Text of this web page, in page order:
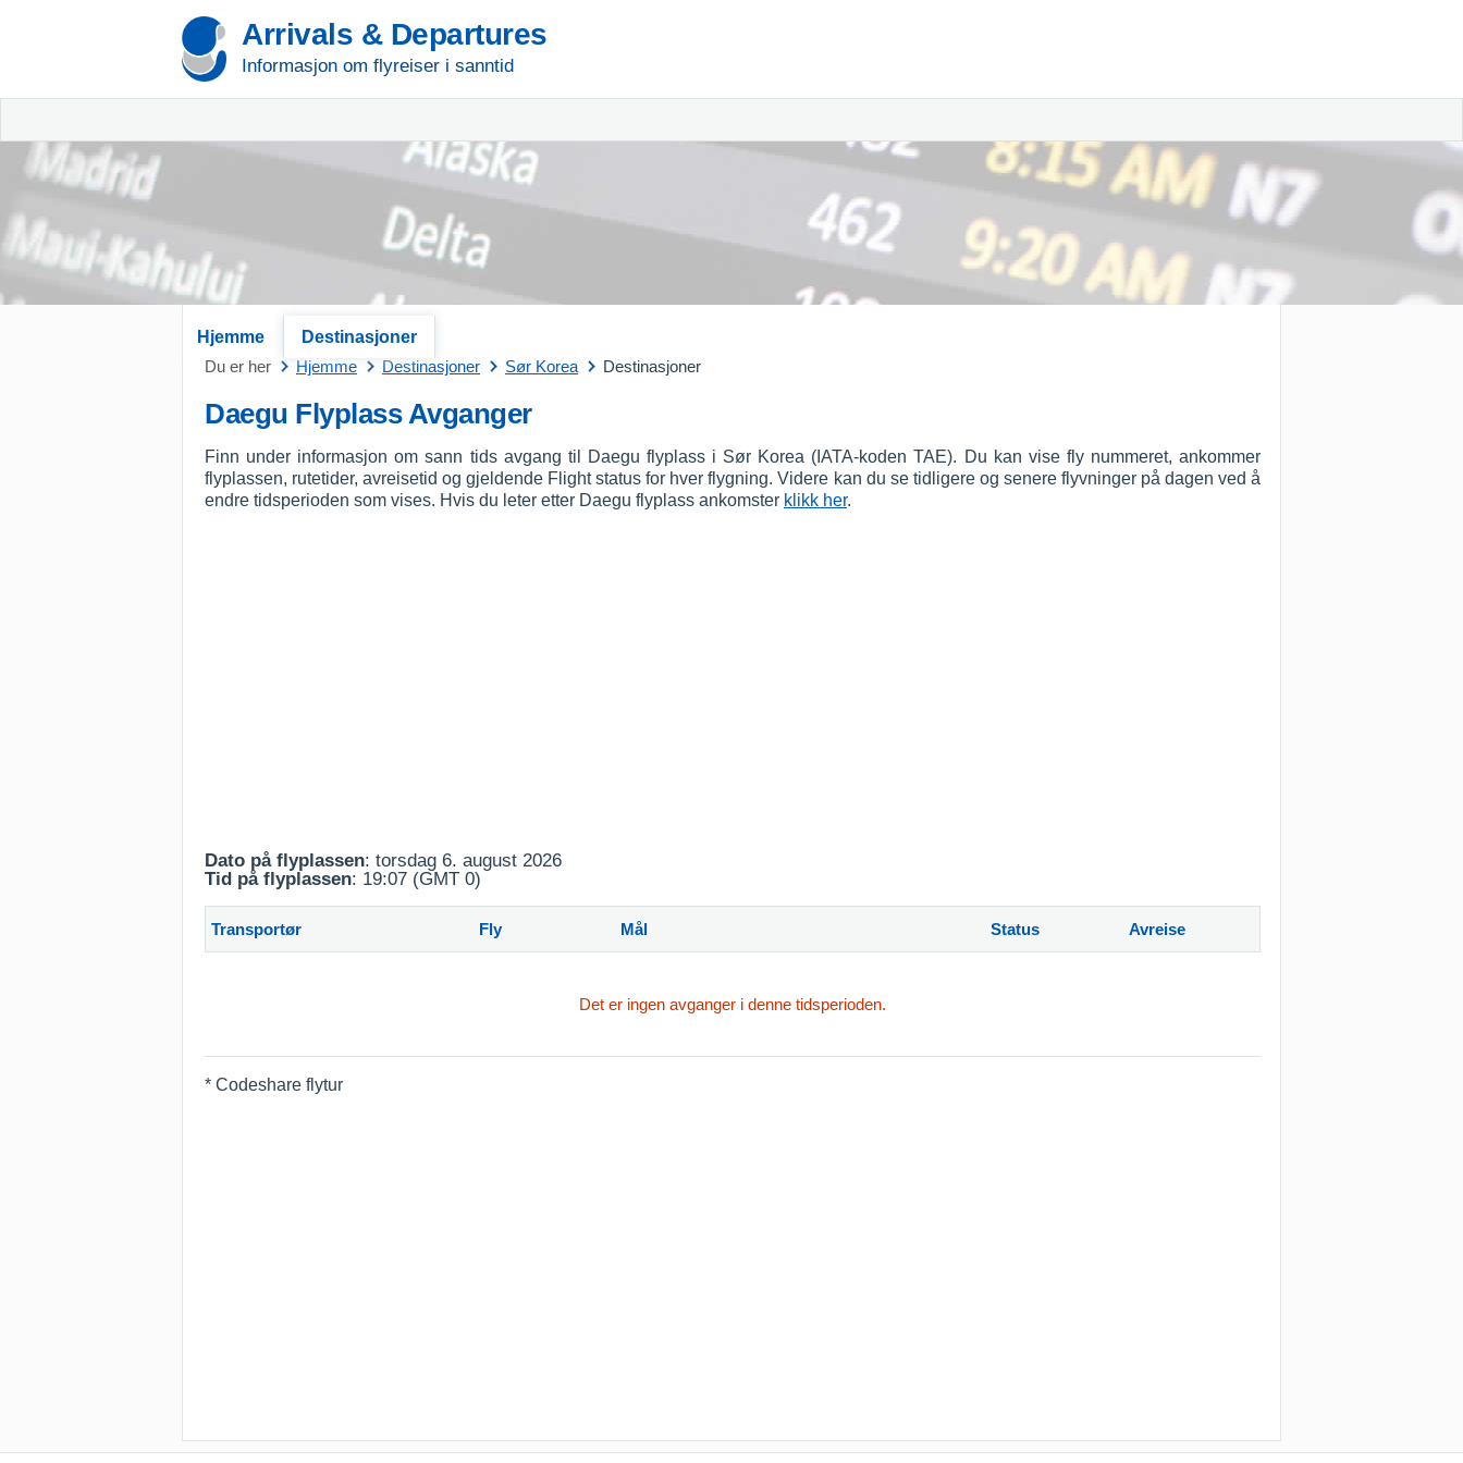
Arrivals & Departures
Informasjon om flyreiser i sanntid
Hjemme
Destinasjoner
Du er her
Hjemme Destinasjoner Sør Korea Destinasjoner
Daegu Flyplass Avganger
Finn under informasjon om sann tids avgang til Daegu flyplass i Sør Korea (IATA-koden TAE). Du kan vise fly nummeret, ankommer
flyplassen, rutetider, avreisetid og gjeldende Flight status for hver flygning. Videre kan du se tidligere og senere flyvninger på dagen ved å
endre tidsperioden som vises. Hvis du leter etter Daegu flyplass ankomster klikk her.
Dato på flyplassen: torsdag 6. august 2026
Tid på flyplassen: 19:07 (GMT 0)
Transportør Fly Mål Status Avreise
Det er ingen avganger i denne tidsperioden.
* Codeshare flytur